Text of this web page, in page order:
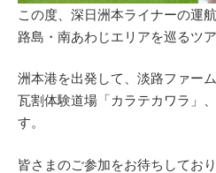
この度、深日洲本ライナーの運
路島・南あわじエリアを巡るツ
洲本港を出発して、淡路ファー
瓦割体験道場「カラテカワラ」
す。
皆さまのご参加をお待ちしており